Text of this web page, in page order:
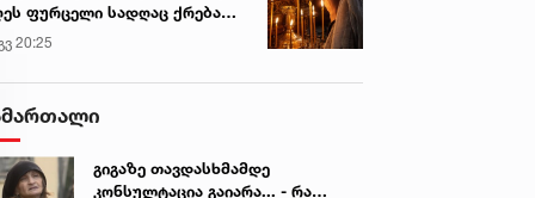
ფურცელი სადღაც ქრება
სურვილი სრულდება...“ -
ტაძარი შიდა
20:25
გიგაზე თავდასხმამდე
კონსულტაცია გაიარა... - რა